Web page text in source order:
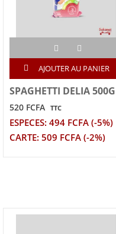
AJOUTER AU PANIER
SPAGHETTI DELIA 500G
520 FCFA TTC
ESPECES: 494 FCFA (-5%)
CARTE: 509 FCFA (-2%)